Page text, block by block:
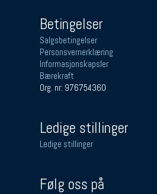
Betingelser
Salgsbetingelser
Personsvernerklæring
Informasjonskapsler
Bærekraft
Org. nr: 976754360
Ledige stillinger
Ledige stillinger
Følg oss på